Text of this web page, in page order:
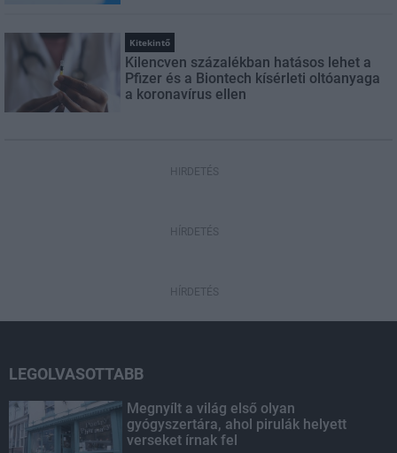
Kitekintő
Kilencven százalékban hatásos lehet a
Pfizer és a Biontech kísérleti oltóanyaga
a koronavírus ellen
HIRDETÉS
HÍRDETÉS
HÍRDETÉS
LEGOLVASOTTABB
Megnyílt a világ első olyan
gyógyszertára, ahol pirulák helyett
verseket írnak fel